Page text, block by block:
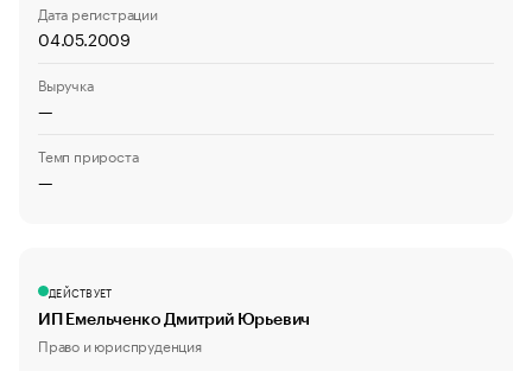
Дата регистрации
04.05.2009
Выручка
—
Темп прироста
—
ДЕЙСТВУЕТ
ИП Емельченко Дмитрий Юрьевич
Право и юриспруденция